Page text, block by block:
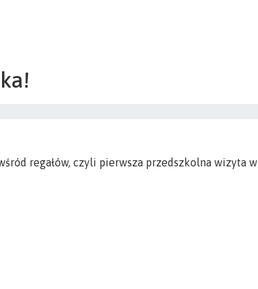
regałów, czyli pierwsza przedszkolna wizyta w